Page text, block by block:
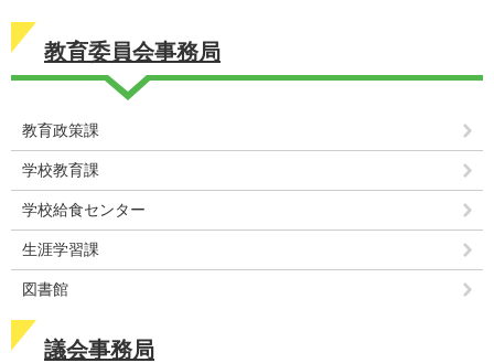
教育委員会事務局
教育政策課
学校教育課
学校給食センター
生涯学習課
図書館
議会事務局